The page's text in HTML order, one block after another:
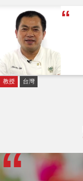
教授 台灣